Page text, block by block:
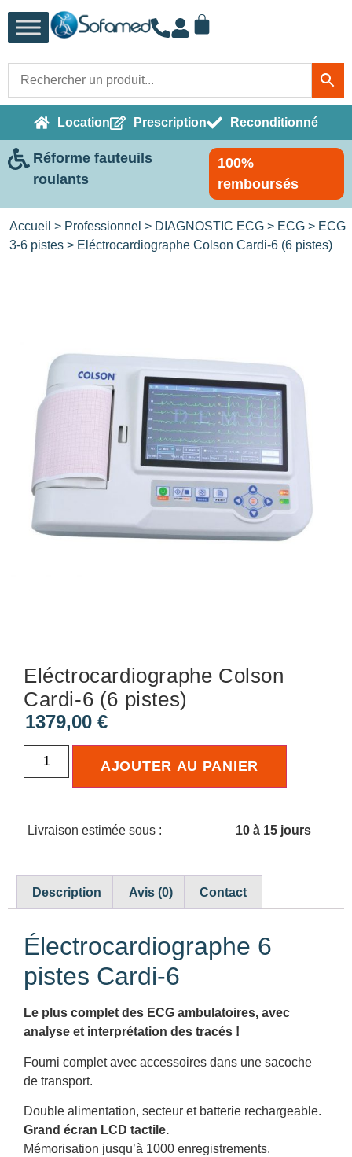
Location Prescription Reconditionné
Réforme fauteuils
roulants
100%
remboursés
Accueil > Professionnel > DIAGNOSTIC ECG > ECG > ECG
3-6 pistes > Eléctrocardiographe Colson Cardi-6 (6 pistes)
Eléctrocardiographe Colson
Cardi-6 (6 pistes)
1379,00 €
AJOUTER AU PANIER
Livraison estimée sous : 10 à 15 jours
Description Avis (0) Contact
Électrocardiographe 6
pistes Cardi-6
Le plus complet des ECG ambulatoires, avec
analyse et interprétation des tracés !
Fourni complet avec accessoires dans une sacoche
de transport.
Double alimentation, secteur et batterie rechargeable.
Grand écran LCD tactile.
Mémorisation jusqu’à 1000 enregistrements.